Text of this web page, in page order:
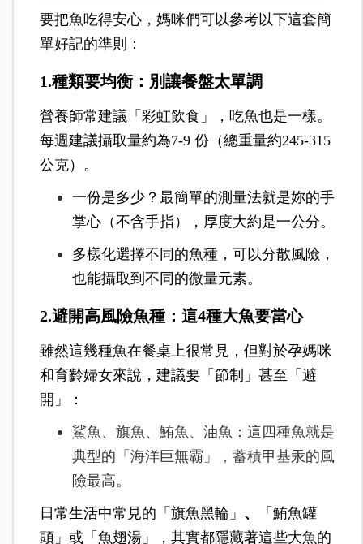
要把魚吃得安心，媽咪們可以參考以下這套簡
單好記的準則：
1.種類要均衡：別讓餐盤太單調
營養師常建議「彩虹飲食」，吃魚也是一樣。
每週建議攝取量約為7-9 份（總重量約245-315
公克）。
一份是多少？最簡單的測量法就是妳的手
掌心（不含手指），厚度大約是一公分。
多樣化選擇不同的魚種，可以分散風險，
也能攝取到不同的微量元素。
2.避開高風險魚種：這4種大魚要當心
雖然這幾種魚在餐桌上很常見，但對於孕媽咪
和育齡婦女來說，建議要「節制」甚至「避
開」：
鯊魚、旗魚、鮪魚、油魚：這四種魚就是
典型的「海洋巨無霸」，蓄積甲基汞的風
險最高。
日常生活中常見的「旗魚黑輪」 、
「鮪魚罐
頭」或「魚翅湯」
，其實都隱藏著這些大魚的